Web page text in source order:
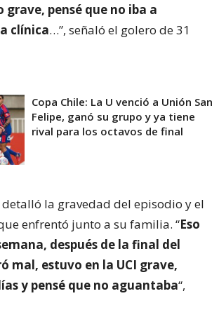
grave, pensé que no iba a
clínica…”, señaló el golero de 31
Copa Chile: La U venció a Unión San
Felipe, ganó su grupo y ya tiene
rival para los octavos de final
la gravedad del episodio y el
enfrentó junto a su familia. “Eso
después de la final del
mal, estuvo en la UCI grave,
y pensé que no aguantaba“,